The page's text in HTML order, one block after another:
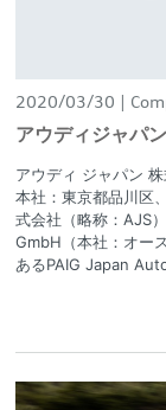
2020/03/30
アウディジャパ
アウディ ジャパン
本社：東京都品川区
式会社（略称：AJS
GmbH（本社：オー
あるPAIG Japan